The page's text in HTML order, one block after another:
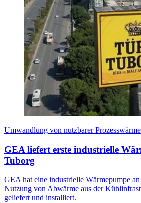
Umwandlung von nutzbarer
GEA liefert erste industrielle
Tuborg
GEA hat eine industrielle Wärmepumpe
Nutzung von Abwärme aus der
geliefert und installiert.